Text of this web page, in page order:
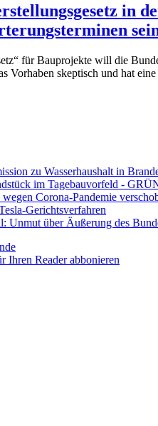
für Bauprojekte will die
skeptisch und hat
zu Wasserhaushalt in
im Tagebauvorfeld -
Corona-Pandemie
Gerichtsverfahren
Unmut über Äußerung des
Ihren Reader abbonieren